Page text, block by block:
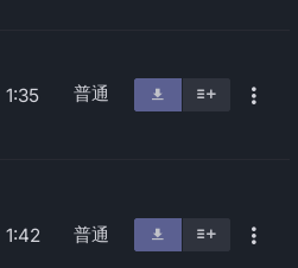
1:35 普通
1:42 普通